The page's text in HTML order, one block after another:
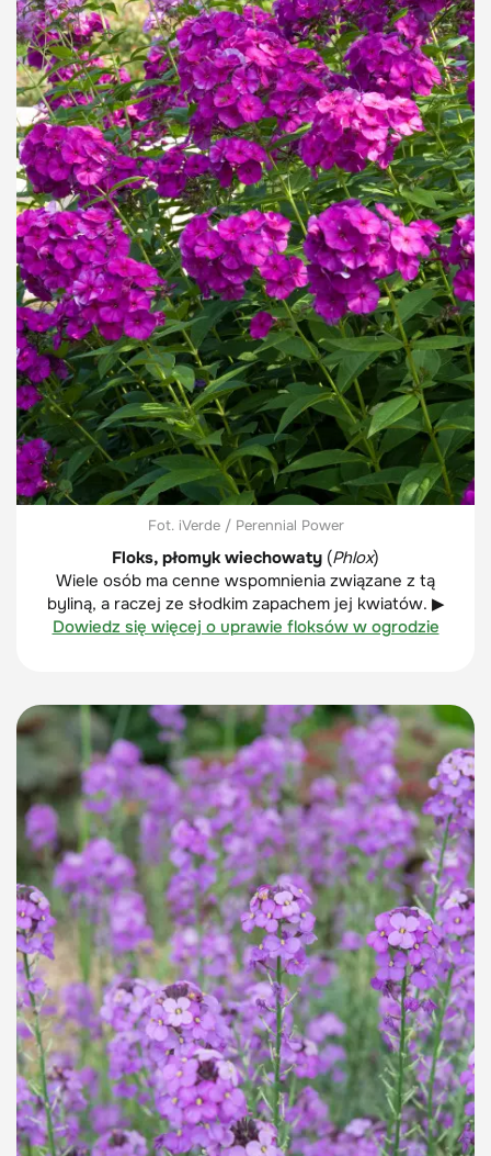
Fot. iVerde / Perennial Power
Floks, płomyk wiechowaty (Phlox)
Wiele osób ma cenne wspomnienia związane z tą
byliną, a raczej ze słodkim zapachem jej kwiatów. ▶
Dowiedz się więcej o uprawie floksów w ogrodzie